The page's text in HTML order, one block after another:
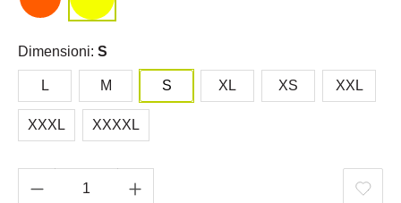
Dimensioni: S
L M S XL XS XXL
XXXL XXXXL